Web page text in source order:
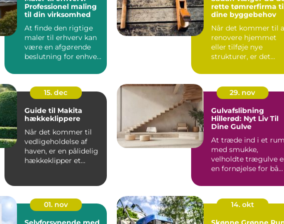
Professionel maling
til din virksomhed
At finde den rigtige
maler til erhverv kan
være en afgørende
beslutning for enhver
rette tømrerfirma
dine byggebehov
Når det kommer til
renovere hjemmet
eller tilføje nye
strukturer, er det
15. dec
Guide til Makita
hækkeklippere
Når det kommer til
vedligeholdelse af
haven, er en pålidelig
hækkeklipper et
29. nov
Gulvafslibning
Hillerød: Nyt Liv Til
Dine Gulve
At træde ind i et rum
med smukke,
velholdte trægulve
en fornøjelse for bå...
01. nov
14. okt